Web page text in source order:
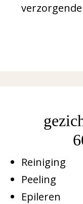
Reiniging
Peeling
Epileren